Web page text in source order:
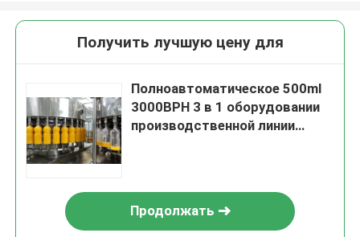
Получить лучшую цену для
Полноавтоматическое 500ml
3000BPH 3 в 1 оборудовании
производственной линии
Продолжать